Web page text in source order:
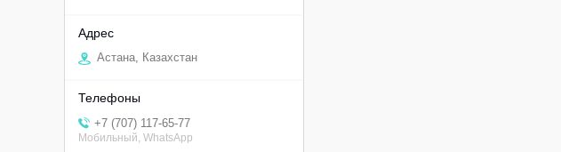
Астана, Казахстан
+7 (707) 117-65-77
Мобильный, WhatsApp